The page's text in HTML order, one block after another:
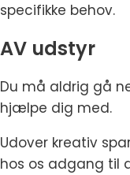
specifikke behov.
AV udstyr
Du må aldrig gå
hjælpe dig med.
Udover kreativ
hos os adgang til